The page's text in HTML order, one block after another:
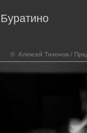
© Алексей Тихонов /